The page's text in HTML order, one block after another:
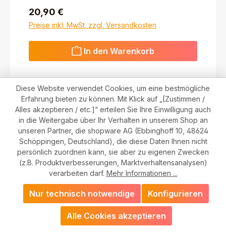
Regulärer Preis:
20,90 €
Preise inkl. MwSt. zzgl. Versandkosten
In den Warenkorb
Cleanance Reinigungsgel 200ml
Diese Website verwendet Cookies, um eine bestmögliche
Erfahrung bieten zu können. Mit Klick auf „[Zustimmen /
Alles akzeptieren / etc.]“ erteilen Sie Ihre Einwilligung auch
in die Weitergabe über Ihr Verhalten in unserem Shop an
unseren Partner, die shopware AG (Ebbinghoff 10, 48624
Schöppingen, Deutschland), die diese Daten Ihnen nicht
persönlich zuordnen kann, sie aber zu eigenen Zwecken
(z.B. Produktverbesserungen, Marktverhaltensanalysen)
verarbeiten darf. Mehr Informationen ...
Nur technisch notwendige Konfigurieren
Alle Cookies akzeptieren